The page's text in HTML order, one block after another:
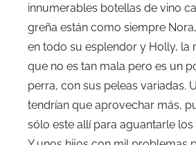
innumerables botellas de vino
greña están como siempre
en todo su esplendor y Holly, la
que no es tan mala pero es un
perra, con sus peleas variadas.
tendrían que aprovechar más,
sólo este allí para aguantarle